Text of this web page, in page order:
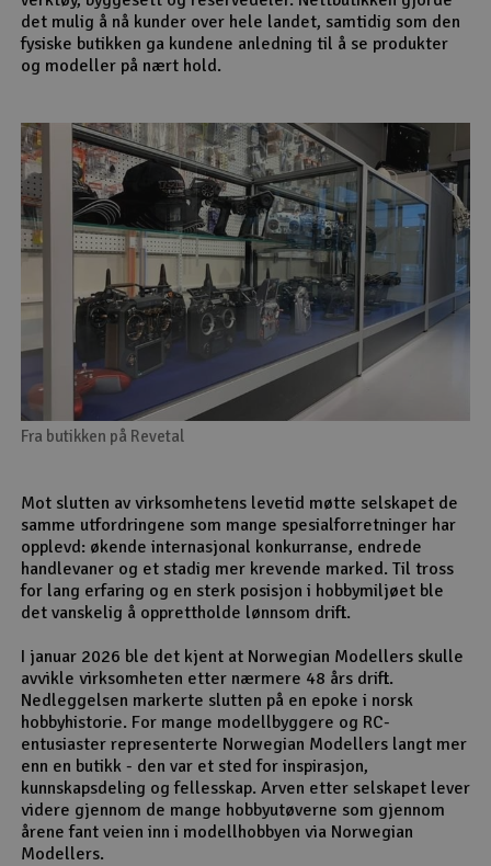
det mulig å nå kunder over hele landet, samtidig som den
fysiske butikken ga kundene anledning til å se produkter
og modeller på nært hold.
Fra butikken på Revetal
Mot slutten av virksomhetens levetid møtte selskapet de
samme utfordringene som mange spesialforretninger har
opplevd: økende internasjonal konkurranse, endrede
handlevaner og et stadig mer krevende marked. Til tross
for lang erfaring og en sterk posisjon i hobbymiljøet ble
det vanskelig å opprettholde lønnsom drift.
I januar 2026 ble det kjent at Norwegian Modellers skulle
avvikle virksomheten etter nærmere 48 års drift.
Nedleggelsen markerte slutten på en epoke i norsk
hobbyhistorie. For mange modellbyggere og RC-
entusiaster representerte Norwegian Modellers langt mer
enn en butikk - den var et sted for inspirasjon,
kunnskapsdeling og fellesskap. Arven etter selskapet lever
videre gjennom de mange hobbyutøverne som gjennom
årene fant veien inn i modellhobbyen via Norwegian
Modellers.